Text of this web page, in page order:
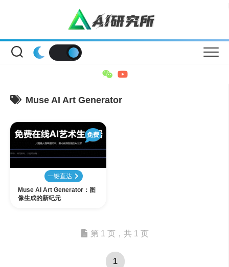
Muse AI Art Generator
免费
一键直达
Muse AI Art Generator：图
像生成的新纪元
第 1 页，共 1 页
1